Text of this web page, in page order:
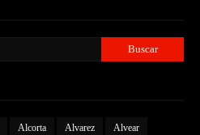
Alcorta Alvarez Alvear